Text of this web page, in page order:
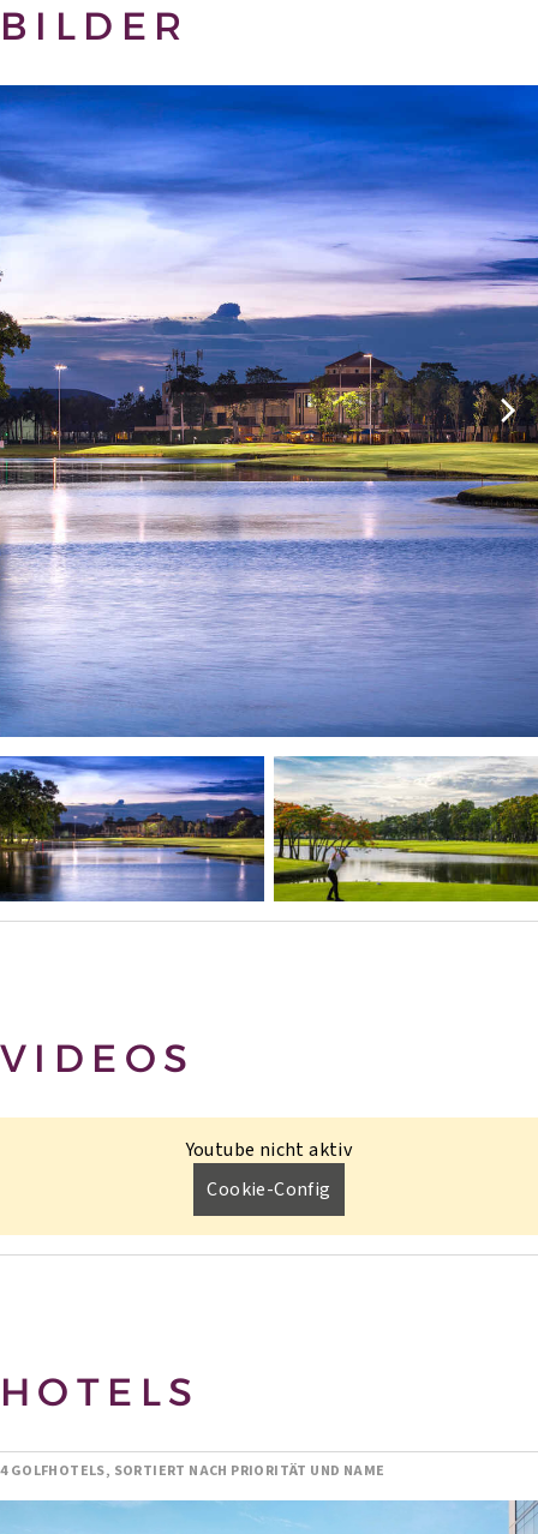
BILDER
VIDEOS
Youtube nicht aktiv
Cookie-Config
HOTELS
4 GOLFHOTELS, SORTIERT NACH PRIORITÄT UND NAME